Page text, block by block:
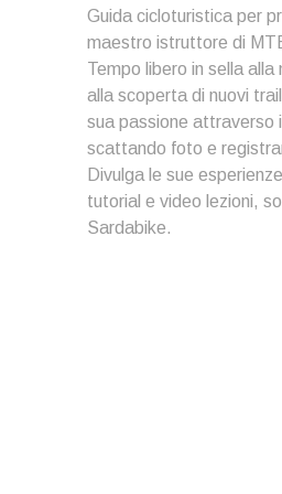
Guida cicloturistica per
maestro istruttore di
Tempo libero in sella alla
alla scoperta di nuovi
sua passione attraverso
scattando foto e
Divulga le sue
tutorial e video lezioni,
Sardabike.